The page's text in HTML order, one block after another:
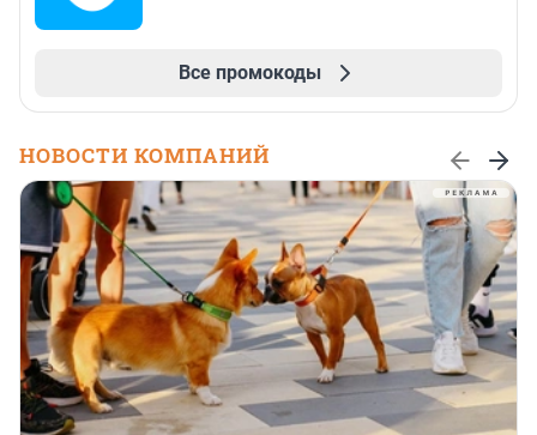
Все промокоды
НОВОСТИ КОМПАНИЙ